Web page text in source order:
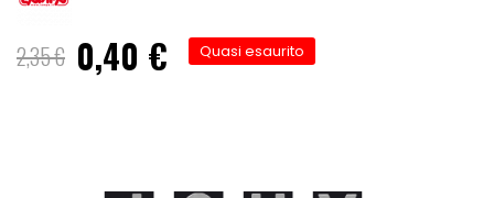
2,35 €
Prezzo
speciale
0,40 € Quasi esaurito